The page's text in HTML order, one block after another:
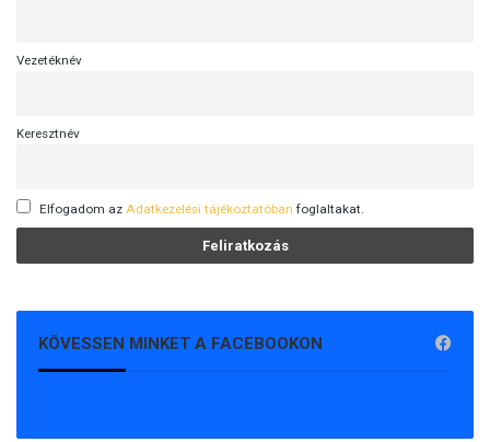
Vezetéknév
Keresztnév
Elfogadom az Adatkezelési tájékoztatóban foglaltakat.
KÖVESSEN MINKET A FACEBOOKON